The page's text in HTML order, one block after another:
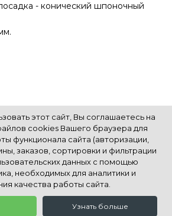
0
- конический шпоночный
страницы
сайта защищена законом об авторских правах.
этот сайт, Вы соглашаетесь на
cookies Вашего браузера для
функционала сайта (авторизации,
заказов, сортировки и фильтрации
данных с помощью
необходимых для аналитики и
качества работы сайта.
Узнать больше